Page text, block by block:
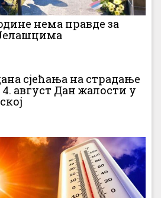
нема правде за
сјећања на страдање
4. август Дан жалости у